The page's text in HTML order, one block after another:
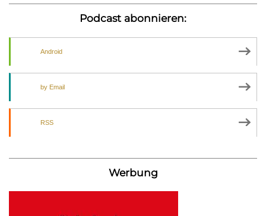
Podcast abonnieren:
Android
by Email
RSS
Werbung